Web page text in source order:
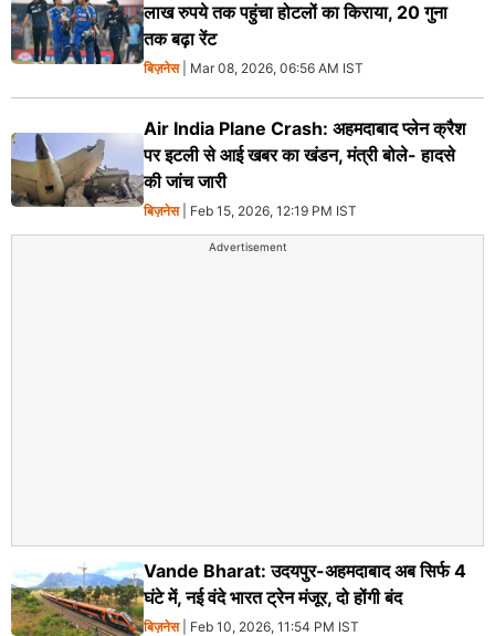
लाख रुपये तक पहुंचा होटलों का किराया, 20 गुना
तक बढ़ा रेंट
बिज़नेस| Mar 08, 2026, 06:56 AM IST
Air India Plane Crash: अहमदाबाद प्लेन क्रैश
पर इटली से आई खबर का खंडन, मंत्री बोले- हादसे
की जांच जारी
बिज़नेस| Feb 15, 2026, 12:19 PM IST
Advertisement
Vande Bharat: उदयपुर-अहमदाबाद अब सिर्फ 4
घंटे में, नई वंदे भारत ट्रेन मंजूर, दो होंगी बंद
बिज़नेस| Feb 10, 2026, 11:54 PM IST